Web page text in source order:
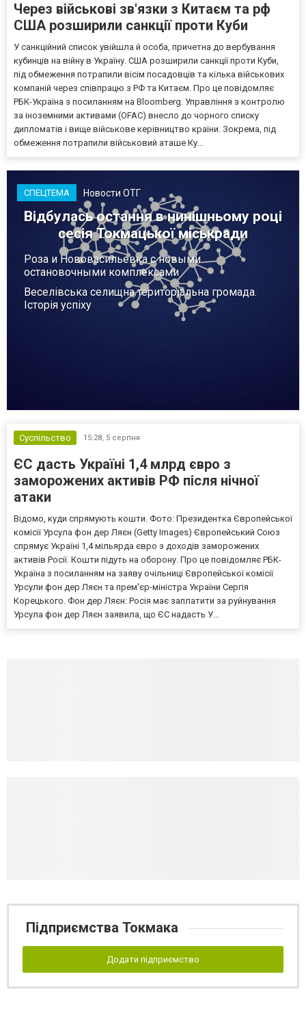
Через військові зв'язки з Китаєм та рф
США розширили санкції проти Куби
У санкційний список увійшла й особа, причетна до вербування
кубинців на війну в Україну. США розширили санкції проти Куби,
під обмеження потрапили вісім посадовців та кілька військових
компаній через співпрацю з РФ та Китаєм. Про це повідомляє
РБК-Україна з посиланням на Bloomberg. Управління з контролю
за іноземними активами (OFAC) внесло до чорного списку
дипломатів і вище військове керівництво країни. Зокрема, під
обмеження потрапили військовий аташе Ку...
СПЕЦТЕМА Новости ОТГ
Відбулась остання в нинішньому році
сесія Токмацької міськради
Роза и Нововасильевка с новыми
остановочными комплексами
Веселівська селищна територіальна громада.
Історія успіху
Суспільство 15:28, 5 серпня
ЄС дасть Україні 1,4 млрд євро з
заморожених активів РФ після нічної
атаки
Відомо, куди спрямують кошти. Фото: Президентка Європейської
комісії Урсула фон дер Ляєн (Getty Images) Європейський Союз
спрямує Україні 1,4 мільярда євро з доходів заморожених
активів Росії. Кошти підуть на оборону. Про це повідомляє РБК-
Україна з посиланням на заяву очільниці Європейської комісії
Урсули фон дер Ляєн та прем'єр-міністра України Сергія
Корецького. Фон дер Ляєн: Росія має заплатити за руйнування
Урсула фон дер Ляєн заявила, що ЄС надасть У...
Підприємства Токмака
Додати підприємство